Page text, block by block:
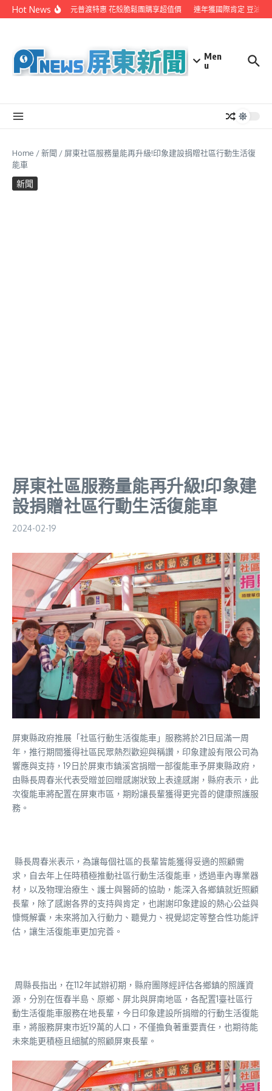
Skip to content
Hot News
東港鬆品老店推中元普渡特惠 花殼脆鬆團購享超值價 連年獲國際肯定 豆油伯
Men
u
Home /新聞 / 屏東社區服務量能再升級!印象建設捐贈社區行動生活復
能車
新聞
屏東社區服務量能再升級!印象建
設捐贈社區行動生活復能車
2024-02-19
屏東縣政府推展「社區行動生活復能車」服務將於21日屆滿一周
年，推行期間獲得社區民眾熱烈歡迎與稱讚，印象建設有限公司為
響應與支持，19日於屏東市鎮溪宮捐贈一部復能車予屏東縣政府，
由縣長周春米代表受贈並回贈感謝狀致上表達感謝，縣府表示，此
次復能車將配置在屏東市區，期盼讓長輩獲得更完善的健康照護服
務。
縣長周春米表示，為讓每個社區的長輩皆能獲得妥適的照顧需
求，自去年上任時積極推動社區行動生活復能車，透過車內專業器
材，以及物理治療生、護士與醫師的協助，能深入各鄉鎮就近照顧
長輩，除了感謝各界的支持與肯定，也謝謝印象建設的熱心公益與
慷慨解囊，未來將加入行動力、聽覺力、視覺認定等整合性功能評
估，讓生活復能車更加完善。
周縣長指出，在112年試辦初期，縣府團隊經評估各鄉鎮的照護資
源，分別在恆春半島、原鄉、屏北與屏南地區，各配置1臺社區行
動生活復能車服務在地長輩，今日印象建設所捐贈的行動生活復能
車，將服務屏東市近19萬的人口，不僅擔負著重要責任，也期待能
未來能更積極且細膩的照顧屏東長輩。